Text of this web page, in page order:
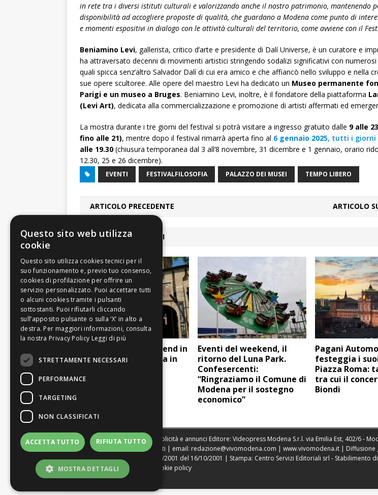
in rete tra i diversi istituti culturali e valorizzando anche il nostro patrimonio, mantenendo
disponibilità ad accogliere proposte di qualità, che guardano a Modena come punto di
e momenti espositivi in dialogo con le attività culturali del territorio, come avviene con il
Beniamino Levi, gallerista, critico d’arte e presidente di Dalí Universe, è un curatore e
ha attraversato decenni di movimenti artistici stringendo sodalizi significativi con
quali spicca senz’altro Salvador Dalí di cui era amico e che affiancò nello sviluppo e nella
sue opere scultoree. Alle opere del maestro Levi ha dedicato un Museo permanente
Parigi e un museo a Bruges. Beniamino Levi, inoltre, è il fondatore della piattaforma
(Levi Art), dedicata alla commercializzazione e promozione di artisti affermati ed
La mostra durante i tre giorni del festival si potrà visitare a ingresso gratuito dalle 9 alle
fino alle 21), mentre dopo il festival rimarrà aperta fino al 6 gennaio 2025, tutti i giorni
alle 19.30 (chiusura temporanea dal 3 all’8 novembre, 31 dicembre e 1 gennaio, orario
12.30, 25 e 26 dicembre).
EVENTI FESTIVALFILOSOFIA PALAZZO DEI MUSEI TEMPO LIBERO
ARTICOLO PRECEDENTE ARTICOLO
ARTICOLI COLLEGATI
Formigine: nel weekend in
centro arriva “Irlanda in
Eventi del weekend, il
ritorno del Luna Park.
Confesercenti:
“Ringraziamo il Comune di
Modena per il sostegno
economico”
Pagani
festeggia i
Piazza Roma:
tra cui il
Biondi
Sede legale, Redazione, pubblicità e annunci Editore: Videopress Modena S.r.l. via Emilia Est, 402/6 -
Direttore Resp. Giovanni Botti | email: redazione@vivomodena.com | www.vivomodena.it | Diffusione
Tribunale di Modena n. 1604/2001 del 16/10/2001 | Stampa: Centro Servizi Editoriali srl - Stabilimento
|Web Agency Modena Cookie policy
|Privacy policy
Questo sito web utilizza
cookie
Leggi di più
STRETTAMENTE NECESSARI
PERFORMANCE
TARGETING
NON CLASSIFICATI
ACCETTA TUTTO RIFIUTA TUTTO
MOSTRA DETTAGLI